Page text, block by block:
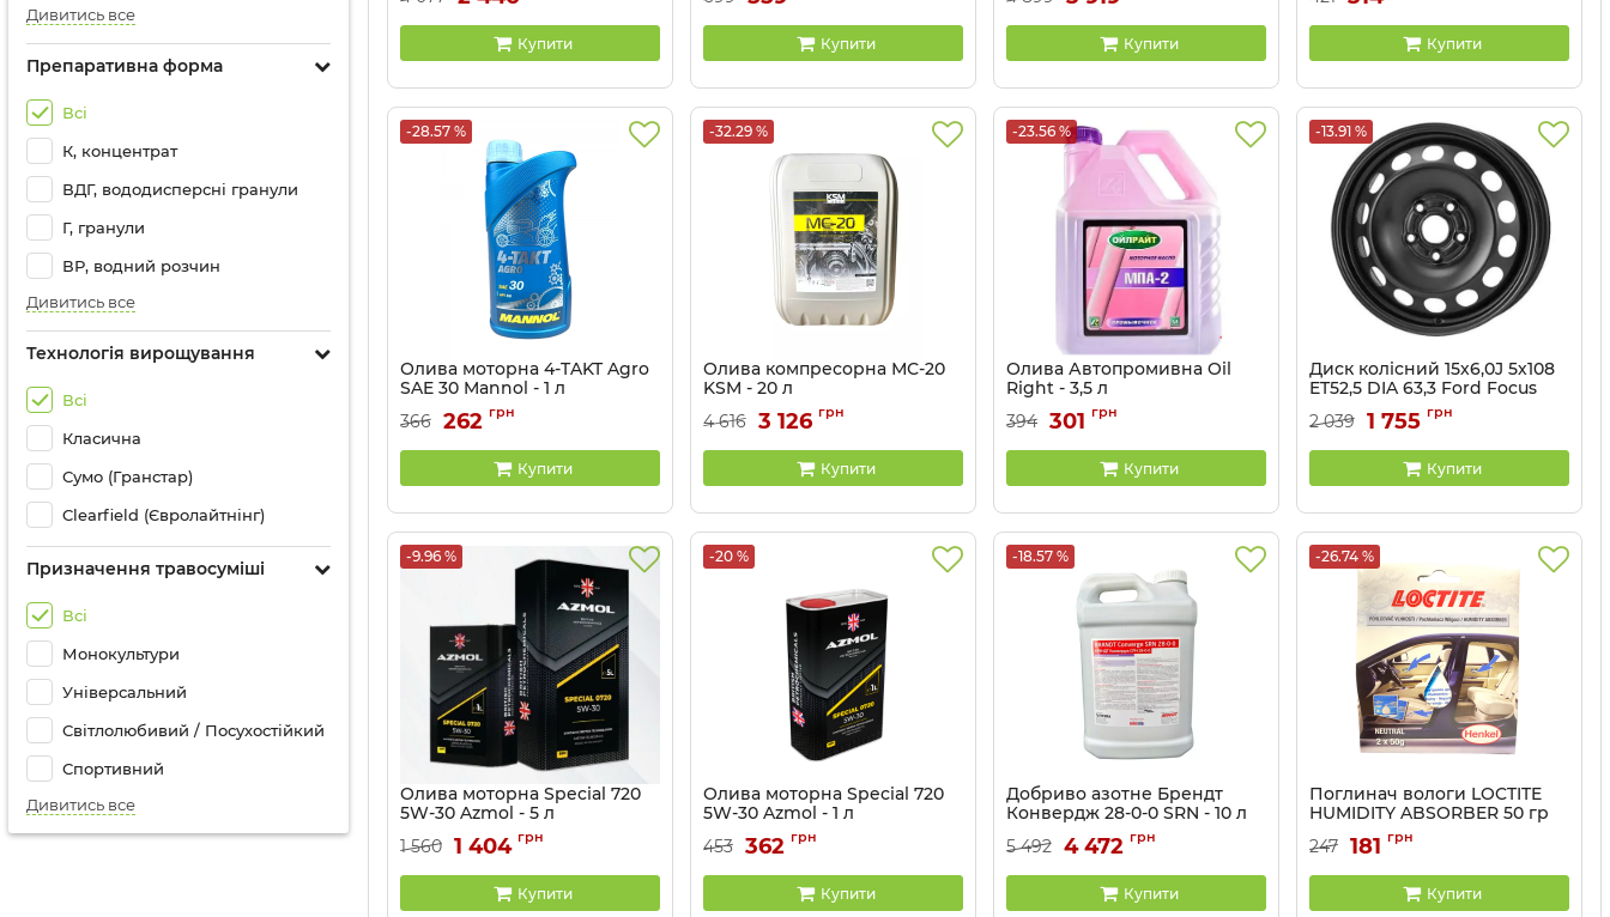
Дивитись все
Препаративна форма
Всі
К, концентрат
ВДГ, вододисперсні гранули
Г, гранули
ВР, водний розчин
Дивитись все
Технологія вирощування
Всі
Класична
Сумо (Гранстар)
Clearfield (Євролайтнінг)
Призначення травосуміші
Всі
Монокультури
Універсальний
Світлолюбивий / Посухостійкий
Спортивний
Дивитись все
Купити Купити Купити Купити
-28.57 %
Олива моторна 4-TAKT Agro
SAE 30 Mannol - 1 л
Артикул: MN7203-1
366 262 грн
Купити
-32.29 %
Олива компресорна МС-20
KSM - 20 л
Артикул: 81041215
4 616 3 126 грн
Купити
-23.56 %
Олива Автопромивна Oil
Right - 3,5 л
Артикул: 2603
394 301 грн
Купити
-13.91 %
Диск колісний 15х6,0J 5х108
ET52,5 DIA 63,3 Ford Focus
(чорний) ТЗСК
Артикул: 223.3101015.06
2 039 1 755 грн
Купити
-9.96 %
Олива моторна Special 720
5W-30 Azmol - 5 л
Артикул: 810411148
1 560 1 404 грн
Купити
-20 %
Олива моторна Special 720
5W-30 Azmol - 1 л
Артикул: 810411147
453 362 грн
Купити
-18.57 %
Добриво азотне Брендт
Конвердж 28-0-0 SRN - 10 л
Артикул: 3203064
5 492 4 472 грн
Купити
-26.74 %
Поглинач вологи LOCTITE
HUMIDITY ABSORBER 50 гр
(ком-кт 2 шт)
Артикул: 1725908
247 181 грн
Купити